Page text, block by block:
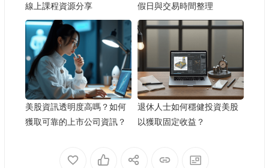
線上課程資源分享
假日與交易時間整理
美股資訊透明度高嗎？如何
獲取可靠的上市公司資訊？
退休人士如何穩健投資美股
以獲取固定收益？